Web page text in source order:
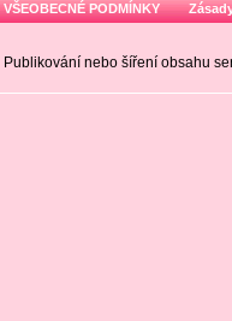
VŠEOBECNÉ PODMÍNKY
Publikování nebo šíření obsahu